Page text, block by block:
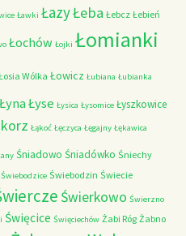
Ławki ŁazyŁeba Łebcz Łebień
Łochów Łojki Łomianki
Wólka Łowicz Łubiana Łubianka
ŁynaŁyse Łysica Łysomice Łyszkowice
Łąkoć Łęczyca Łęgajny Łękawica
Śniadowo Śniadówko Śniechy
Świebodzice Świebodzin Świecie
Świerkowo Świerzno
Święcice Święciechów Żabi Róg Żabno